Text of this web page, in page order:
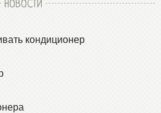
НОВОСТИ
кондиционер